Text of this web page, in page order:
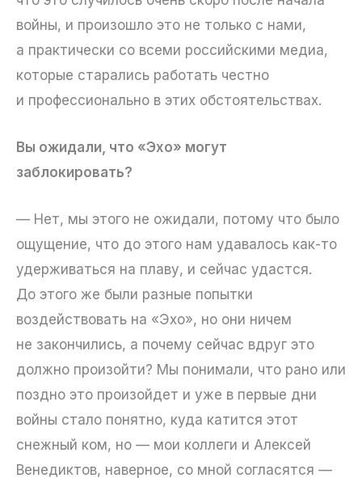
войны, и произошло это не только с нами,
а практически со всеми российскими медиа,
которые старались работать честно
и профессионально в этих обстоятельствах.
Вы ожидали, что «Эхо» могут
заблокировать?
— Нет, мы этого не ожидали, потому что было
ощущение, что до этого нам удавалось как-то
удерживаться на плаву, и сейчас удастся.
До этого же были разные попытки
воздействовать на «Эхо», но они ничем
не закончились, а почему сейчас вдруг это
должно произойти? Мы понимали, что рано или
поздно это произойдет и уже в первые дни
войны стало понятно, куда катится этот
снежный ком, но — мои коллеги и Алексей
Венедиктов, наверное, со мной согласятся —